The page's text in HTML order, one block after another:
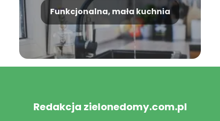
Funkcjonalna, mała kuchnia
Redakcja zielonedomy.com.pl